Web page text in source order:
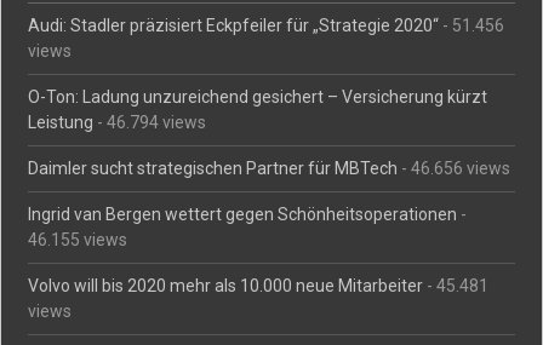
Audi: Stadler präzisiert Eckpfeiler für „Strategie 2020“ - 51.456
views
O-Ton: Ladung unzureichend gesichert – Versicherung kürzt
Leistung - 46.794 views
Daimler sucht strategischen Partner für MBTech - 46.656 views
Ingrid van Bergen wettert gegen Schönheitsoperationen -
46.155 views
Volvo will bis 2020 mehr als 10.000 neue Mitarbeiter - 45.481
views